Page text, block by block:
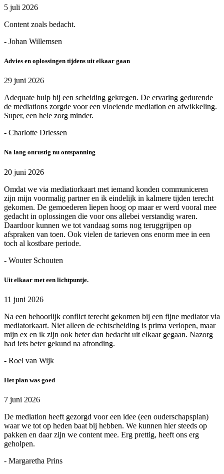
5 juli 2026
Content zoals bedacht.
- Johan Willemsen
Advies en oplossingen tijdens uit elkaar gaan
29 juni 2026
Adequate hulp bij een scheiding gekregen. De ervaring gedurende
de mediations zorgde voor een vloeiende mediation en afwikkeling.
Super, een hele zorg minder.
- Charlotte Driessen
Na lang onrustig nu ontspanning
20 juni 2026
Omdat we via mediatiorkaart met iemand konden communiceren
zijn mijn voormalig partner en ik eindelijk in kalmere tijden terecht
gekomen. De gemoederen liepen hoog op maar er werd vooral mee
gedacht in oplossingen die voor ons allebei verstandig waren.
Daardoor kunnen we tot vandaag soms nog teruggrijpen op
afspraken van toen. Ook vielen de tarieven ons enorm mee in een
toch al kostbare periode.
- Wouter Schouten
Uit elkaar met een lichtpuntje.
11 juni 2026
Na een behoorlijk conflict terecht gekomen bij een fijne mediator via
mediatorkaart. Niet alleen de echtscheiding is prima verlopen, maar
mijn ex en ik zijn ook beter dan bedacht uit elkaar gegaan. Nazorg
had iets beter gekund na afronding.
- Roel van Wijk
Het plan was goed
7 juni 2026
De mediation heeft gezorgd voor een idee (een ouderschapsplan)
waar we tot op heden baat bij hebben. We kunnen hier steeds op
pakken en daar zijn we content mee. Erg prettig, heeft ons erg
geholpen.
- Margaretha Prins